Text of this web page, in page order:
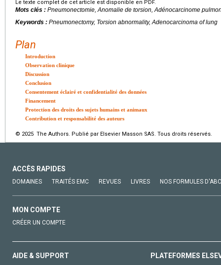
Le texte complet de cet article est disponible en PDF.
Mots clés : Pneumonectomie, Anomalie de torsion, Adénocarcinome
Keywords : Pneumonectomy, Torsion abnormality, Adenocarcinoma of lung
Plan
Introduction
Observation clinique
Discussion
Conclusion
Consentement éclairé et confidentialité des données
Financement
Protection des droits des sujets humains et animaux
Contribution et responsabilité des auteurs
© 2025 The Authors. Publié par Elsevier Masson SAS. Tous droits réservés.
ACCÈS RAPIDES
DOMAINES TRAITÉS EMC REVUES LIVRES NOS FORMULES
MON COMPTE
CRÉER UN COMPTE
AIDE & SUPPORT PLATEFORMES